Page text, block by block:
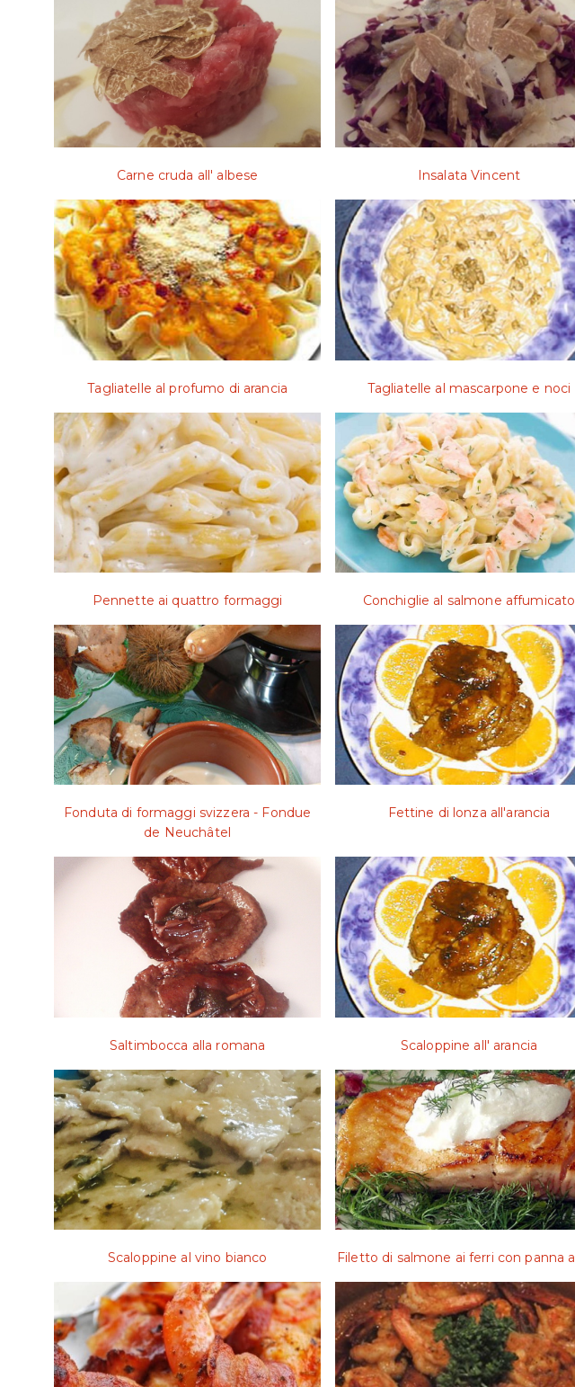
Carne cruda all' albese Insalata Vincent
Tagliatelle al profumo di arancia Tagliatelle al mascarpone e noci
Pennette ai quattro formaggi Conchiglie al salmone affumicato
Fonduta di formaggi svizzera - Fondue
de Neuchâtel
Fettine di lonza all'arancia
Saltimbocca alla romana Scaloppine all' arancia
Scaloppine al vino bianco Filetto di salmone ai ferri con panna